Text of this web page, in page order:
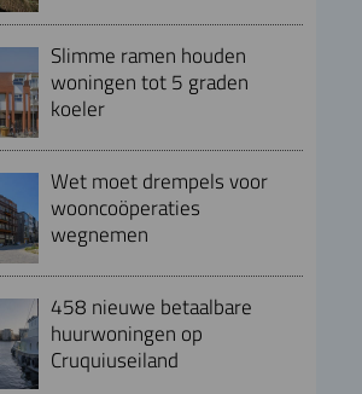
Slimme ramen houden
woningen tot 5 graden
koeler
Wet moet drempels voor
wooncoöperaties
wegnemen
458 nieuwe betaalbare
huurwoningen op
Cruquiuseiland